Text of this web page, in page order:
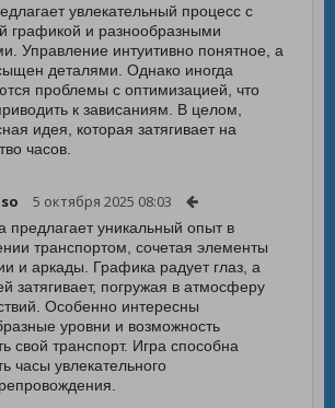
увлекательный процесс с
графикой и разнообразными
Управление интуитивно понятное, а
деталями. Однако иногда
проблемы с оптимизацией, что
к зависаниям. В целом,
идея, которая затягивает на
часов.
5 октября 2025 08:03
предлагает уникальный опыт в
транспортом, сочетая элементы
и аркады. Графика радует глаз, а
затягивает, погружая в атмосферу
Особенно интересны
уровни и возможность
свой транспорт. Игра способна
часы увлекательного